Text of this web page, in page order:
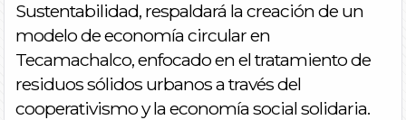
Sustentabilidad, respaldará la creación de un
modelo de economía circular en
Tecamachalco, enfocado en el tratamiento de
residuos sólidos urbanos a través del
cooperativismo y la economía social solidaria.